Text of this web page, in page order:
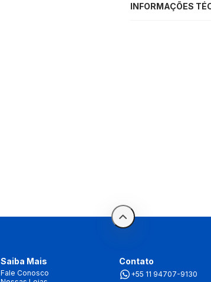
INFORMAÇÕES
Saiba Mais
Fale Conosco
Contato
+55 11 94707-9130